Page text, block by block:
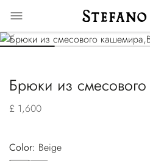
Брюки из
£ 1,600
Color:
beige